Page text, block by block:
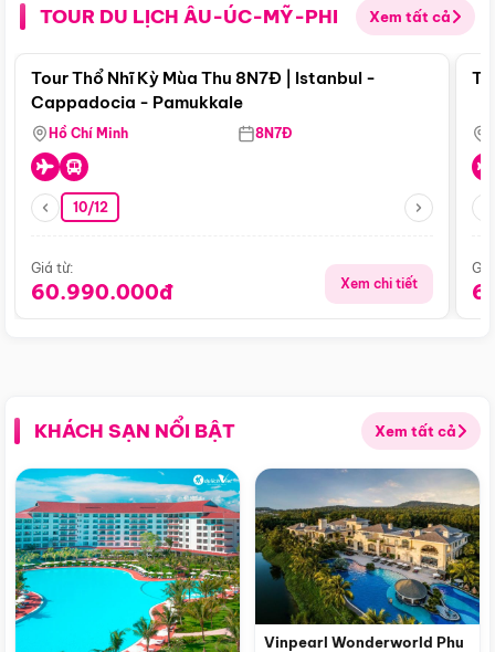
TOUR DU LỊCH ÂU-ÚC-MỸ-PHI Xem tất cả
Điểm nổi bật
Tour Thổ Nhĩ Kỳ Mùa Thu 8N7Đ | Istanbul -
Cappadocia - Pamukkale
Hồ Chí Minh 8N7Đ
10/12
Giá từ:
60.990.000đ Xem chi tiết
KHÁCH SẠN NỔI BẬT Xem tất cả
Vinpearl Wonderworld Phu